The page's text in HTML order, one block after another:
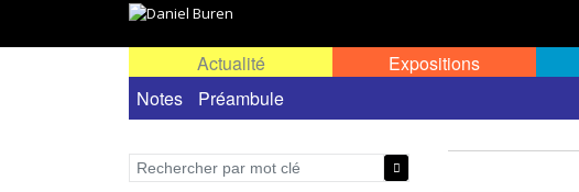
Actualité Expositions
Notes
Préambule